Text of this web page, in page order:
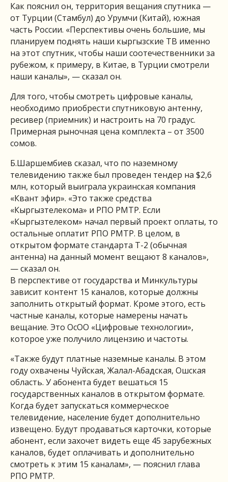
Как пояснил он, территория вещания спутника —
от Турции (Стамбул) до Урумчи (Китай), южная
часть России. «Перспективы очень большие, мы
планируем поднять наши кыргызские ТВ именно
на этот спутник, чтобы наши соотечественники за
рубежом, к примеру, в Китае, в Турции смотрели
наши каналы», — сказал он.
Для того, чтобы смотреть цифровые каналы,
необходимо приобрести спутниковую антенну,
ресивер (приемник) и настроить на 70 градус.
Примерная рыночная цена комплекта – от 3500
сомов.
Б.Шаршембиев сказал, что по наземному
телевидению также был проведен тендер на $2,6
млн, который выиграла украинская компания
«Квант эфир». «Это также средства
«Кыргызтелекома» и РПО РМТР. Если
«Кыргызтелеком» начал первый проект оплаты, то
остальные оплатит РПО РМТР. В целом, в
открытом формате стандарта Т-2 (обычная
антенна) на данный момент вещают 8 каналов»,
— сказал он.
В перспективе от государства и Минкультуры
зависит контент 15 каналов, которые должны
заполнить открытый формат. Кроме этого, есть
частные каналы, которые намерены начать
вещание. Это ОсОО «Цифровые технологии»,
которое уже получило лицензию и частоты.
«Также будут платные наземные каналы. В этом
году охвачены Чуйская, Жалал-Абадская, Ошская
область. У абонента будет вешаться 15
государственных каналов в открытом формате.
Когда будет запускаться коммерческое
телевидение, население будет дополнительно
извещено. Будут продаваться карточки, которые
абонент, если захочет видеть еще 45 зарубежных
каналов, будет оплачивать и дополнительно
смотреть к этим 15 каналам», — пояснил глава
РПО РМТР.